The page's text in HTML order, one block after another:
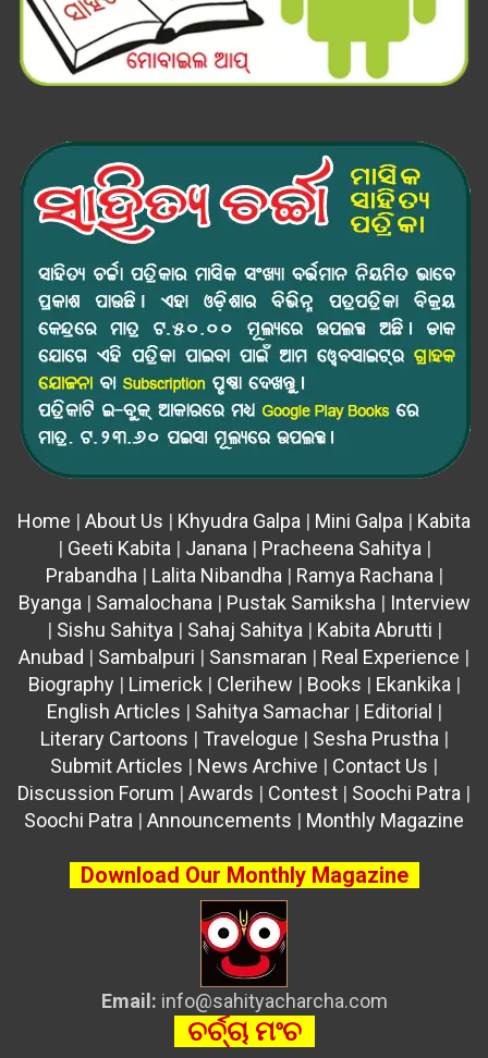
Home | About Us | Khyudra Galpa | Mini Galpa | Kabita
| Geeti Kabita | Janana | Pracheena Sahitya |
Prabandha | Lalita Nibandha | Ramya Rachana |
Byanga | Samalochana | Pustak Samiksha | Interview
| Sishu Sahitya | Sahaj Sahitya | Kabita Abrutti |
Anubad | Sambalpuri | Sansmaran | Real Experience |
Biography| Limerick | Clerihew | Books | Ekankika |
English Articles | Sahitya Samachar| Editorial |
Literary Cartoons | Travelogue | Sesha Prustha |
Submit Articles | News Archive | Contact Us |
Discussion Forum | Awards | Contest | Soochi Patra |
Soochi Patra | Announcements | Monthly Magazine
Download Our Monthly Magazine
Email: info@sahityacharcha.com
ଚର୍ଚ୍ଚା ମଂଚ